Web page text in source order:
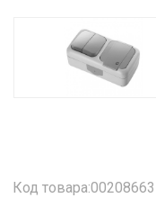
Код товара:00208663